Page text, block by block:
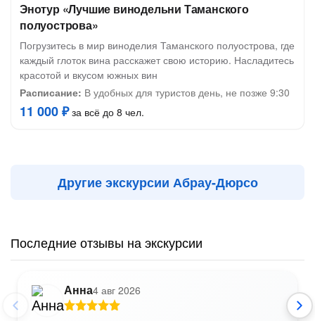
Энотур «Лучшие винодельни Таманского
полуострова»
Погрузитесь в мир виноделия Таманского полуострова, где
каждый глоток вина расскажет свою историю. Насладитесь
красотой и вкусом южных вин
Расписание: В удобных для туристов день, не позже 9:30
11 000 ₽за всё до 8 чел.
Другие экскурсии Абрау-Дюрсо
Последние отзывы на экскурсии
Анна4 авг 2026